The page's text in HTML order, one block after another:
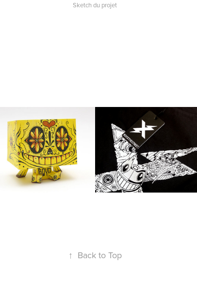
Sketch du projet
El Sugar Boyo Skull
(Posca papertoyz)
Kekli X Rock The
Street
↑ Back to Top